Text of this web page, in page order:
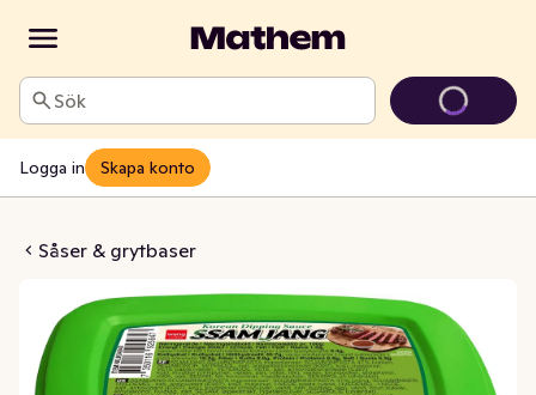
Sök
Logga in Skapa konto
Såser & grytbaser
Dippsås